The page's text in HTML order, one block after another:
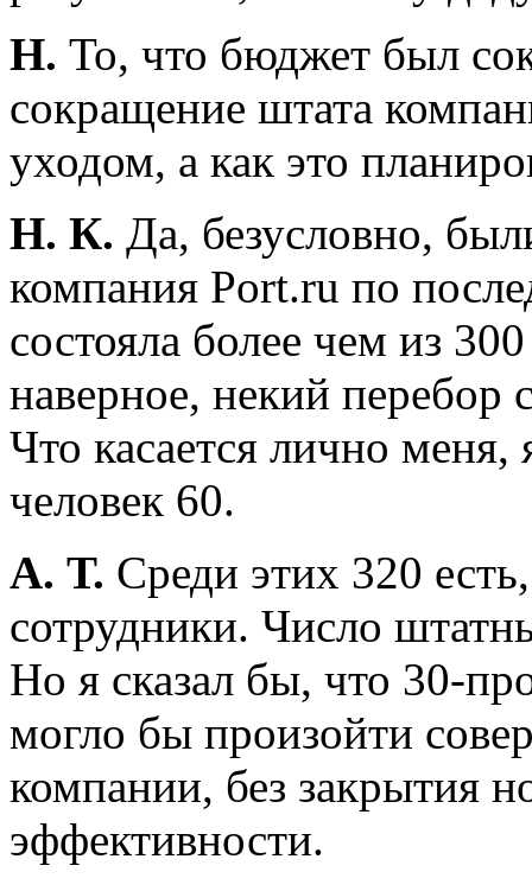
Н. То, что бюджет был
сокращение штата
уходом, а как это
Н. К. Да, безусловно,
компания Port.ru по
состояла более чем из
наверное, некий перебор
Что касается лично
человек 60.
А. Т. Среди этих 320
сотрудники. Число
Но я сказал бы, что 30-
могло бы произойти
компании, без закрытия
эффективности.